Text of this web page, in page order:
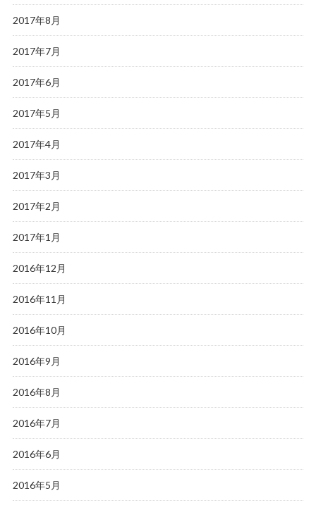
2017年8月
2017年7月
2017年6月
2017年5月
2017年4月
2017年3月
2017年2月
2017年1月
2016年12月
2016年11月
2016年10月
2016年9月
2016年8月
2016年7月
2016年6月
2016年5月